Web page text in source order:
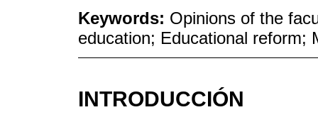
Keywords: Opinions of the
education; Educational reform;
INTRODUCCIÓN